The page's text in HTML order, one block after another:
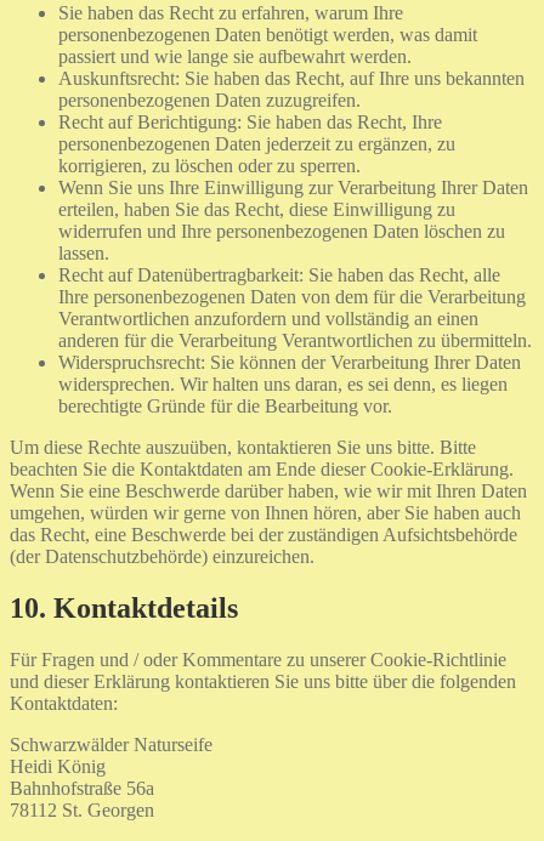
Sie haben das Recht zu erfahren, warum Ihre
personenbezogenen Daten benötigt werden, was damit
passiert und wie lange sie aufbewahrt werden.
Auskunftsrecht: Sie haben das Recht, auf Ihre uns bekannten
personenbezogenen Daten zuzugreifen.
Recht auf Berichtigung: Sie haben das Recht, Ihre
personenbezogenen Daten jederzeit zu ergänzen, zu
korrigieren, zu löschen oder zu sperren.
Wenn Sie uns Ihre Einwilligung zur Verarbeitung Ihrer Daten
erteilen, haben Sie das Recht, diese Einwilligung zu
widerrufen und Ihre personenbezogenen Daten löschen zu
lassen.
Recht auf Datenübertragbarkeit: Sie haben das Recht, alle
Ihre personenbezogenen Daten von dem für die Verarbeitung
Verantwortlichen anzufordern und vollständig an einen
anderen für die Verarbeitung Verantwortlichen zu übermitteln.
Widerspruchsrecht: Sie können der Verarbeitung Ihrer Daten
widersprechen. Wir halten uns daran, es sei denn, es liegen
berechtigte Gründe für die Bearbeitung vor.
Um diese Rechte auszuüben, kontaktieren Sie uns bitte. Bitte
beachten Sie die Kontaktdaten am Ende dieser Cookie-Erklärung.
Wenn Sie eine Beschwerde darüber haben, wie wir mit Ihren Daten
umgehen, würden wir gerne von Ihnen hören, aber Sie haben auch
das Recht, eine Beschwerde bei der zuständigen Aufsichtsbehörde
(der Datenschutzbehörde) einzureichen.
10. Kontaktdetails
Für Fragen und / oder Kommentare zu unserer Cookie-Richtlinie
und dieser Erklärung kontaktieren Sie uns bitte über die folgenden
Kontaktdaten:
Schwarzwälder Naturseife
Heidi König
Bahnhofstraße 56a
78112 St. Georgen